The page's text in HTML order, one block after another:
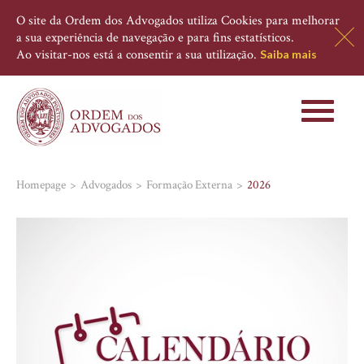
O site da Ordem dos Advogados utiliza Cookies para melhorar
a sua experiência de navegação e para fins estatísticos.
Ao visitar-nos está a consentir a sua utilização. Saiba mais
Toggle
Homepage Advogados Formação Externa 2026